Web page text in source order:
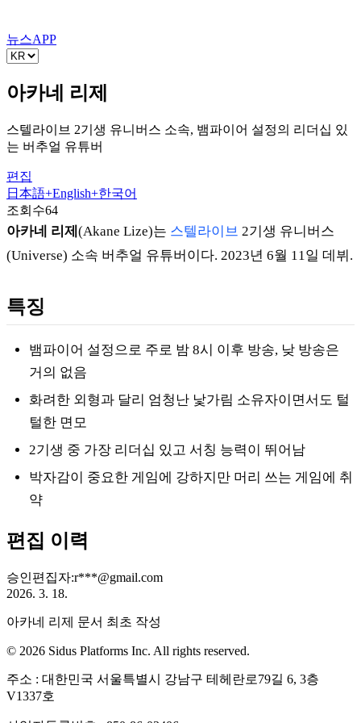
뉴스APP
아카네 리제
스텔라이브 2기생 유니버스 소속, 뱀파이어 설정의 리더십 있
는 버추얼 유튜버
편집
日本語+English+한국어
조회수64
아카네 리제 (Akane Lize)는 스텔라이브 2기생 유니버스
(Universe) 소속 버추얼 유튜버이다. 2023년 6월 11일 데뷔.
특징
뱀파이어 설정으로 주로 밤 8시 이후 방송, 낮 방송은
거의 없음
화려한 외형과 달리 엄청난 낯가림 소유자이면서도 털
털한 면모
2기생 중 가장 리더십 있고 서칭 능력이 뛰어남
박자감이 중요한 게임에 강하지만 머리 쓰는 게임에 취
약
편집 이력
승인편집자:r***@gmail.com
2026. 3. 18.
아카네 리제 문서 최초 작성
© 2026 Sidus Platforms Inc. All rights reserved.
주소 : 대한민국 서울특별시 강남구 테헤란로79길 6, 3층
V1337호